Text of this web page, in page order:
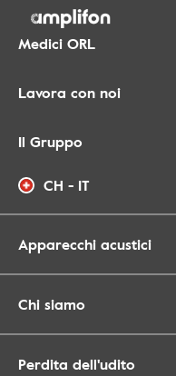
Medici ORL
Lavora con noi
Il Gruppo
CH - IT
Apparecchi acustici
Chi siamo
Perdita dell'udito